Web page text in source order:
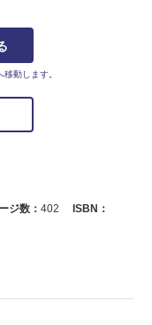
動します。
ジ数： 402
ISBN：